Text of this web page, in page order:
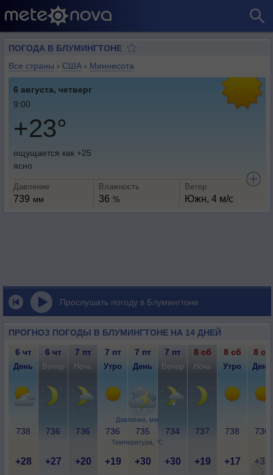
ПОГОДА В БЛУМИНГТОНЕ
Все страны › США › Миннесота
6 августа, четверг
9:00
+23°
ощущается как +25
ясно
Давление
739 мм
Влажность
36 %
Ветер
Южн, 4 м/с
Прослушать погоду в Блумингтоне
ПРОГНОЗ ПОГОДЫ В БЛУМИНГТОНЕ НА 14 ДНЕЙ
Давление, мм
Температура, °C
6 чт 6 чт 7 пт 7 пт 7 пт 7 пт 8 сб 8 сб 8 сб
День Вечер Ночь Утро День Вечер Ночь Утро День
738 736 736 736 735 734 737 738 736
+28 +27 +20 +19 +30 +30 +19 +17 +31